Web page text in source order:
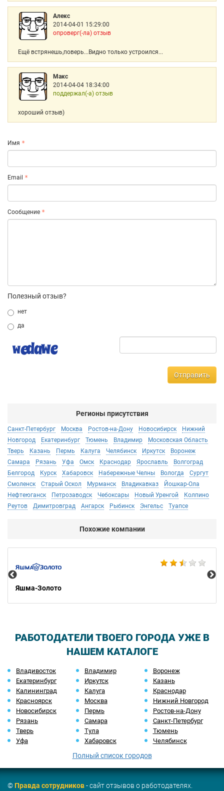
Алекс
2014-04-01 15:29:00
опроверг(-ла) отзыв
Ещё встрянешь,поверь...Видно только устроился...
Макс
2014-04-04 18:34:00
поддержал(-а) отзыв
хороший отзыв)
Имя
Email
Сообщение
Полезный отзыв?
нет
да
Отправить
Регионы присутствия
Санкт-Петербург Москва Ростов-на-Дону Новосибирск
Нижний
Новгород
Екатеринбург Тюмень Владимир
Московская Область
Тверь
Казань Пермь Калуга Челябинск Иркутск
Воронеж
Самара
Рязань Уфа Омск Краснодар Ярославль
Волгоград
Белгород
Курск Хабаровск Набережные Челны Вологда
Сургут
Смоленск
Старый Оскол Мурманск Владикавказ
Йошкар-Ола
Нефтеюганск
Петрозаводск Чебоксары Новый Уренгой
Колпино
Реутов
Димитровград Ангарск Рыбинск Энгельс Туапсе
Похожие компании
Яшма-Золото
РАБОТОДАТЕЛИ ТВОЕГО ГОРОДА УЖЕ В
НАШЕМ КАТАЛОГЕ
Владивосток Владимир
Воронеж
Екатеринбург
Иркутск
Казань
Калининград
Калуга
Краснодар
Красноярск
Москва
Нижний Новгород
Новосибирск
Пермь
Ростов-на-Дону
Рязань
Самара
Санкт-Петербург
Тверь
Тула
Тюмень
Уфа
Хабаровск Челябинск
Полный список городов
©Правда сотрудников- сайт отзывов о работодателях.